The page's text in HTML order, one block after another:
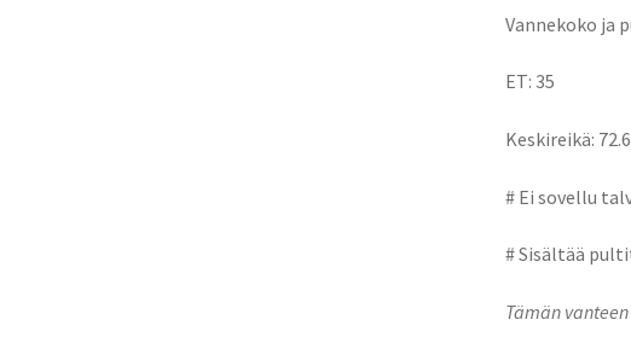
Vannekoko ja
ET: 35
Keskireikä: 72.6
# Ei sovellu
# Sisältää
Tämän